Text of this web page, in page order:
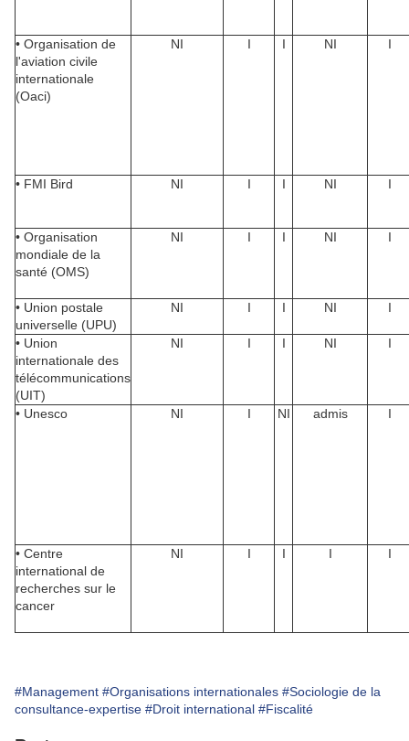
• Organisation de
l'aviation civile
internationale
(Oaci)
NI I I NI I
• FMI Bird NI I I NI I
• Organisation
mondiale de la
santé (OMS)
NI I I NI I
• Union postale
universelle (UPU)
NI I I NI I
• Union
internationale des
télécommunications
(UIT)
NI I I NI I
• Unesco NI I NI admis I
• Centre
international de
recherches sur le
cancer
NI I I I I
#Management #Organisations internationales #Sociologie de la
consultance-expertise #Droit international #Fiscalité